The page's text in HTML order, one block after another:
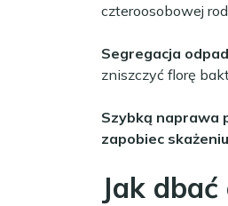
czteroosobowej
Segregacja
zniszczyć florę
Szybką naprawa
zapobiec
Jak